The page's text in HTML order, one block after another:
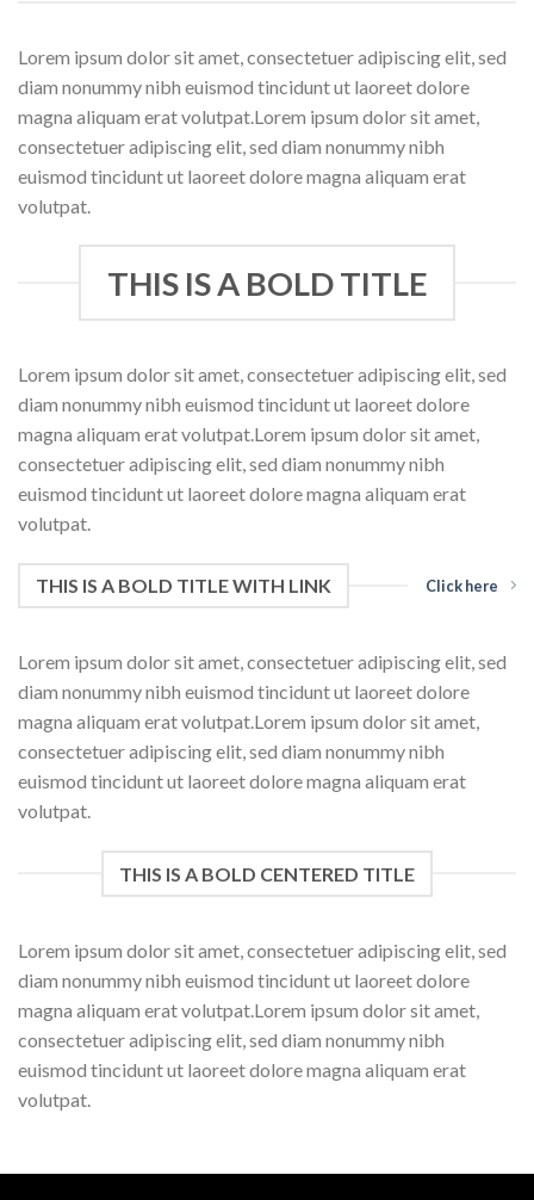
Lorem ipsum dolor sit amet, consectetuer adipiscing elit, sed
diam nonummy nibh euismod tincidunt ut laoreet dolore
magna aliquam erat volutpat.Lorem ipsum dolor sit amet,
consectetuer adipiscing elit, sed diam nonummy nibh
euismod tincidunt ut laoreet dolore magna aliquam erat
volutpat.
THIS IS A BOLD TITLE
Lorem ipsum dolor sit amet, consectetuer adipiscing elit, sed
diam nonummy nibh euismod tincidunt ut laoreet dolore
magna aliquam erat volutpat.Lorem ipsum dolor sit amet,
consectetuer adipiscing elit, sed diam nonummy nibh
euismod tincidunt ut laoreet dolore magna aliquam erat
volutpat.
THIS IS A BOLD TITLE WITH LINK Click here
Lorem ipsum dolor sit amet, consectetuer adipiscing elit, sed
diam nonummy nibh euismod tincidunt ut laoreet dolore
magna aliquam erat volutpat.Lorem ipsum dolor sit amet,
consectetuer adipiscing elit, sed diam nonummy nibh
euismod tincidunt ut laoreet dolore magna aliquam erat
volutpat.
THIS IS A BOLD CENTERED TITLE
Lorem ipsum dolor sit amet, consectetuer adipiscing elit, sed
diam nonummy nibh euismod tincidunt ut laoreet dolore
magna aliquam erat volutpat.Lorem ipsum dolor sit amet,
consectetuer adipiscing elit, sed diam nonummy nibh
euismod tincidunt ut laoreet dolore magna aliquam erat
volutpat.